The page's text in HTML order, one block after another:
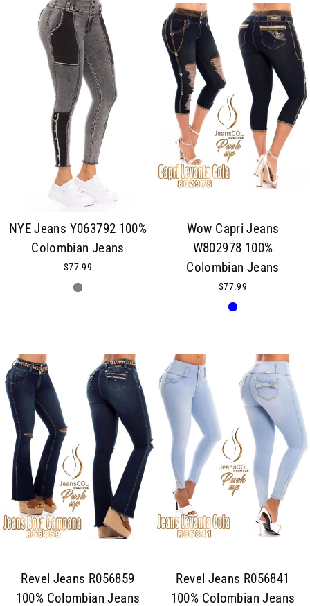
NYE Jeans Y063792 100%
Colombian Jeans
$77.99
Wow Capri Jeans
W802978 100%
Colombian Jeans
$77.99
Revel Jeans R056859
100% Colombian Jeans
Revel Jeans R056841
100% Colombian Jeans